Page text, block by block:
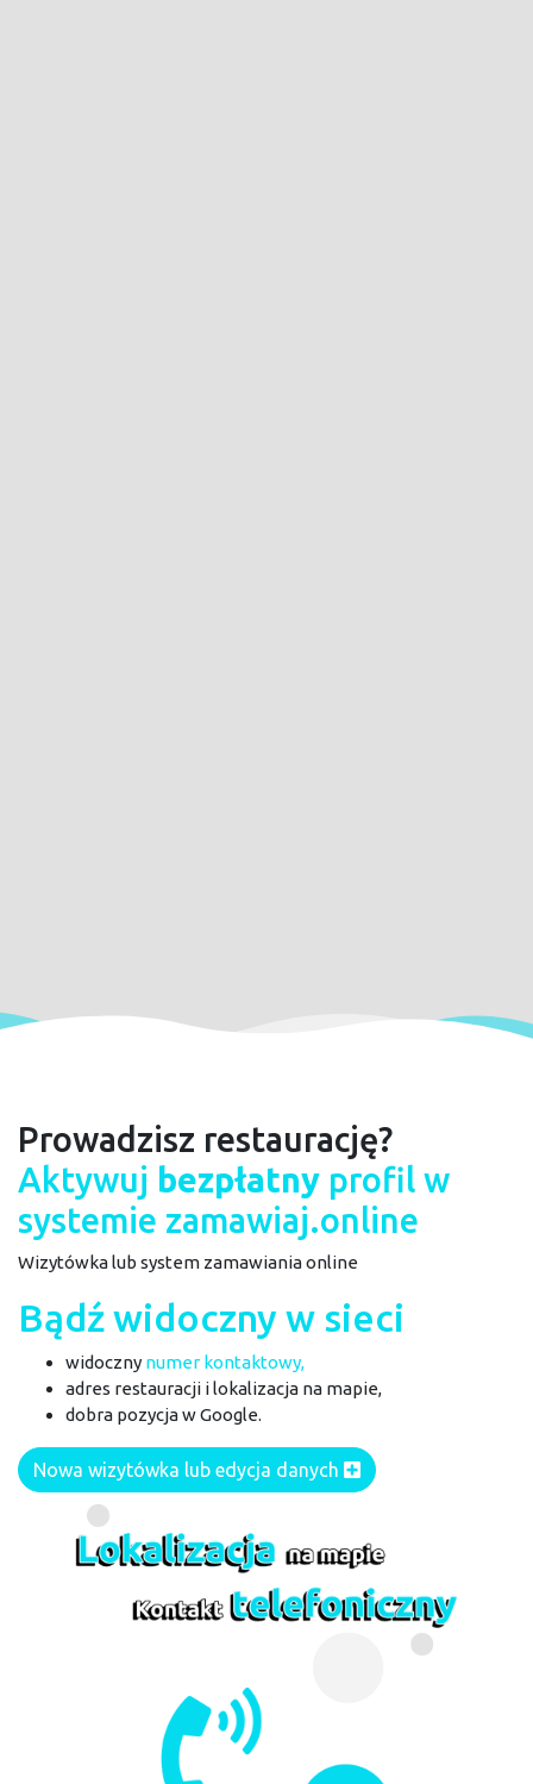
Prowadzisz restaurację?
Aktywuj bezpłatny profil w
systemie zamawiaj.online
Wizytówka lub system zamawiania online
Bądź widoczny w sieci
widoczny numer kontaktowy,
adres restauracji i lokalizacja na mapie,
dobra pozycja w Google.
Nowa wizytówka lub edycja danych